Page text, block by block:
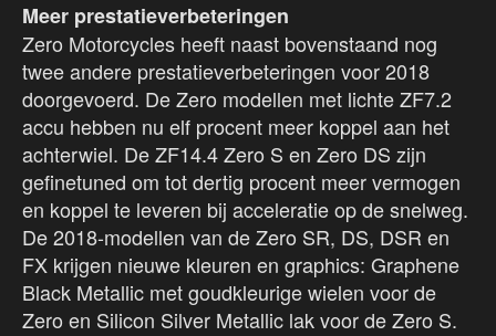
Meer prestatieverbeteringen
Zero Motorcycles heeft naast bovenstaand nog
twee andere prestatieverbeteringen voor 2018
doorgevoerd. De Zero modellen met lichte ZF7.2
accu hebben nu elf procent meer koppel aan het
achterwiel. De ZF14.4 Zero S en Zero DS zijn
gefinetuned om tot dertig procent meer vermogen
en koppel te leveren bij acceleratie op de snelweg.
De 2018-modellen van de Zero SR, DS, DSR en
FX krijgen nieuwe kleuren en graphics: Graphene
Black Metallic met goudkleurige wielen voor de
Zero en Silicon Silver Metallic lak voor de Zero S.